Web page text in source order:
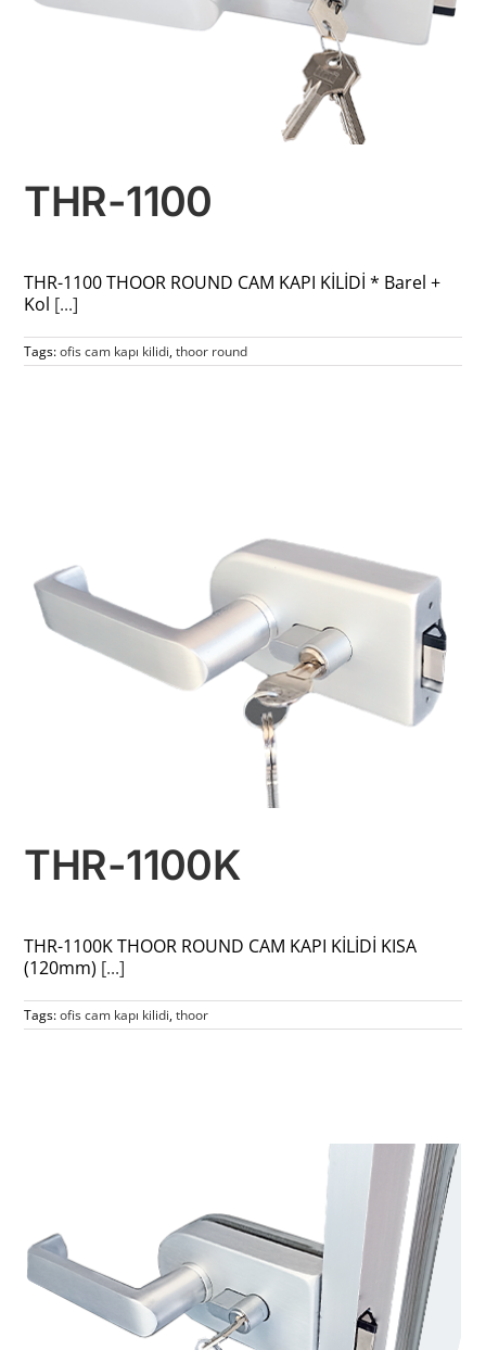
THR-1100
THR-1100 THOOR ROUND CAM KAPI KİLİDİ * Barel +
Kol [...]
Tags:ofis cam kapı kilidi,thoor round
THR-1100K
THR-1100K THOOR ROUND CAM KAPI KİLİDİ KISA
(120mm) [...]
Tags:ofis cam kapı kilidi,thoor